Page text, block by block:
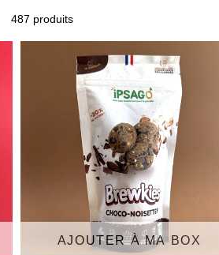
487 produits
AJOUTER À MA BOX